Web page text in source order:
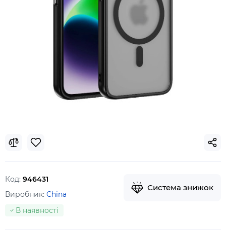
Код: 946431
Виробник: China
В наявності
Система знижок